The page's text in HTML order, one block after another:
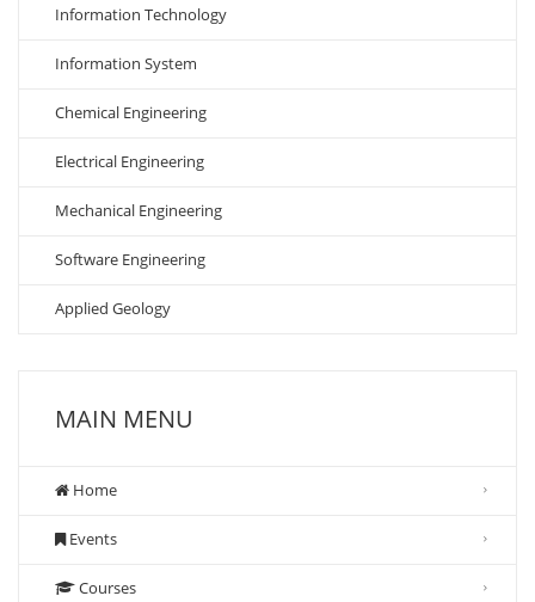
Information Technology
Information System
Chemical Engineering
Electrical Engineering
Mechanical Engineering
Software Engineering
Applied Geology
MAIN MENU
Home
Events
Courses